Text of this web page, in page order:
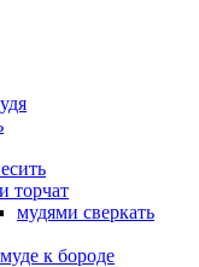
торчат
мудями сверкать
к бороде